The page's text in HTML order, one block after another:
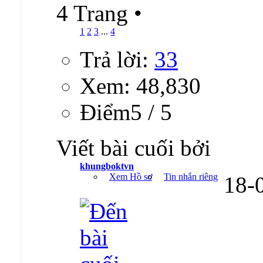
4 Trang •
1 2 3 ... 4
Trả lời: 33
Xem: 48,830
Ðiểm5 / 5
Viết bài cuối bởi
khungboktvn
Xem Hồ sơ
Tin nhắn riêng